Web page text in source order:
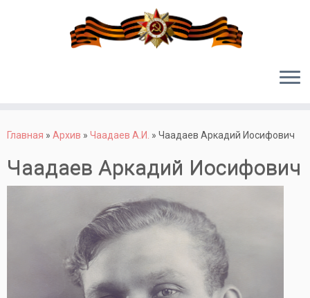
Главная » Архив » Чаадаев А.И. » Чаадаев Аркадий Иосифович
Чаадаев Аркадий Иосифович